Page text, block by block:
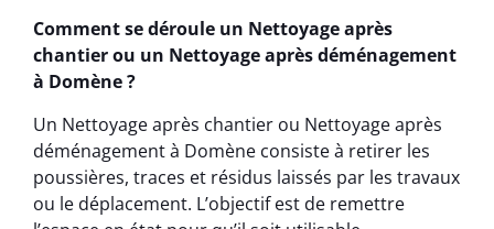
Comment se déroule un Nettoyage après
chantier ou un Nettoyage après déménagement
à Domène ?
Un Nettoyage après chantier ou Nettoyage après
déménagement à Domène consiste à retirer les
poussières, traces et résidus laissés par les travaux
ou le déplacement. L’objectif est de remettre